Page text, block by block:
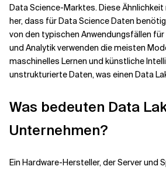
Data Science-Marktes. Diese
her, dass für Data Science Daten
von den typischen Anwendungsfällen
und Analytik verwenden die meisten
maschinelles Lernen und künstliche
unstrukturierte Daten, was einen Data
Was bedeuten Data
Unternehmen?
Ein Hardware-Hersteller, der Server und